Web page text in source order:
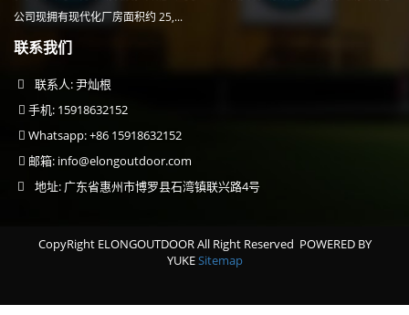
公司现拥有现代化厂房面积约 25,...
联系我们
联系人: 尹灿根
手机: 15918632152
Whatsapp: +86 15918632152
邮箱: info@elongoutdoor.com
地址: 广东省惠州市博罗县石湾镇联兴路4号
CopyRight ELONGOUTDOOR All Right Reserved POWERED BY
YUKESitemap